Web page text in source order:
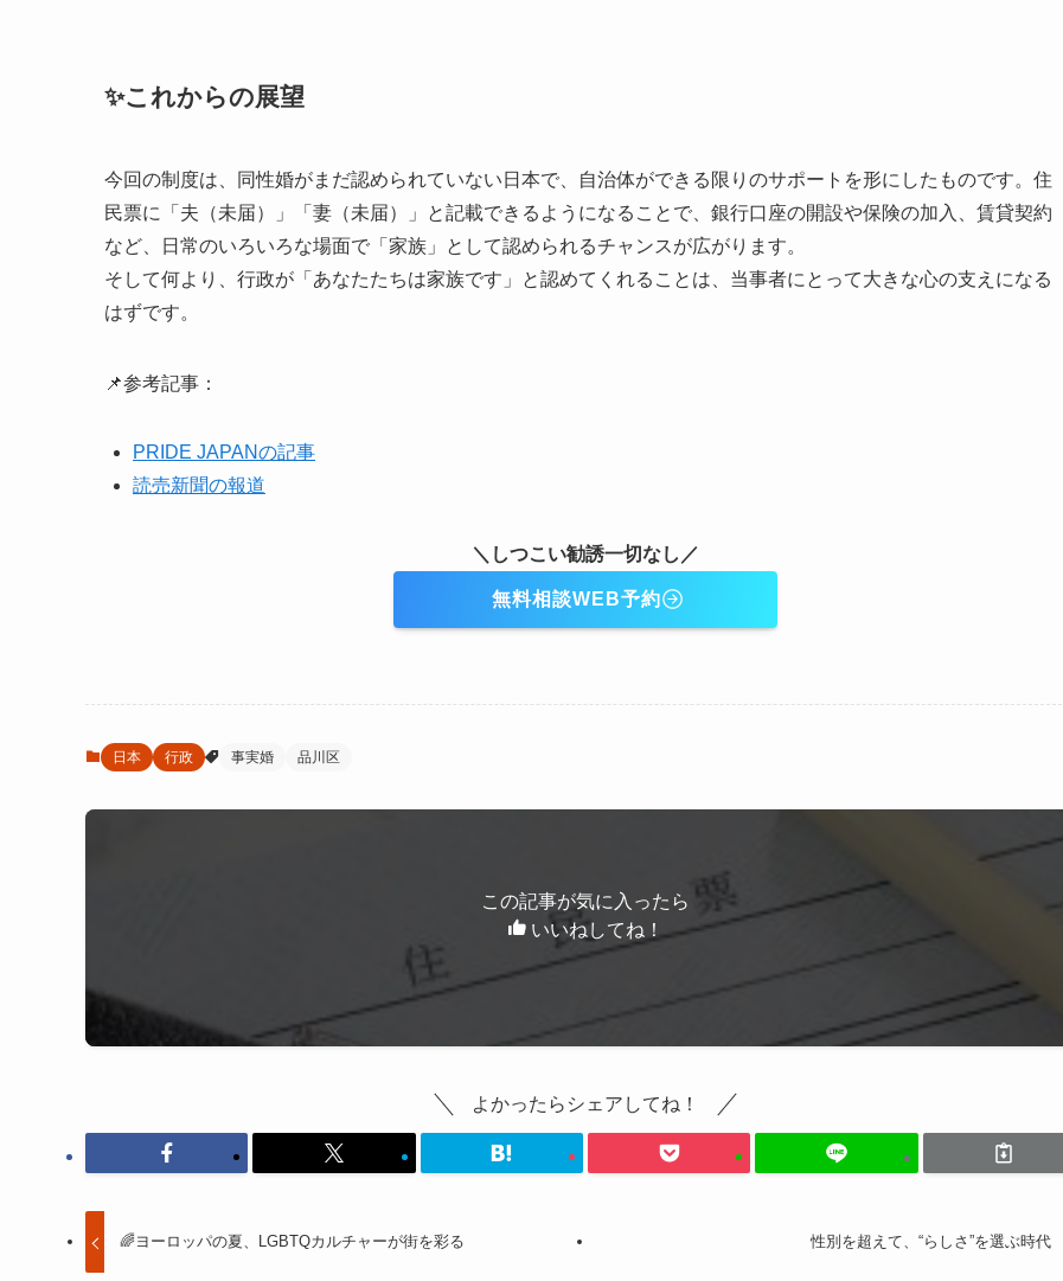
✨これからの展望
今回の制度は、同性婚がまだ認められていない日本で、自治体ができる限りのサポートを形にしたものです。住
民票に「夫（未届）」「妻（未届）」と記載できるようになることで、銀行口座の開設や保険の加入、賃貸契約
など、日常のいろいろな場面で「家族」として認められるチャンスが広がります。
そして何より、行政が「あなたたちは家族です」と認めてくれることは、当事者にとって大きな心の支えになる
はずです。
📌参考記事：
PRIDE JAPANの記事
読売新聞の報道
＼しつこい勧誘一切なし／
無料相談WEB予約
日本 行政 事実婚 品川区
この記事が気に入ったら
いいねしてね！
よかったらシェアしてね！
🌈ヨーロッパの夏、LGBTQカルチャーが街を彩る 性別を超えて、“らしさ”を選ぶ時代